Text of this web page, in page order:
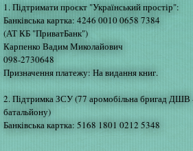
1. Підтримати проєкт "Український простір":
Банківська картка: 4246 0010 0658 7384
(АТ КБ "ПриватБанк")
Карпенко Вадим Миколайович
098-2730648
Призначення платежу: На видання книг.
2. Підтримка ЗСУ (77 аромобільна бригад ДШВ
батальйону)
Банківська картка: 5168 1801 0212 5348